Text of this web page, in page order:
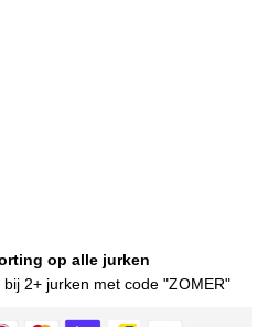
op alle jurken
bij 2+ jurken met code "ZOMER"